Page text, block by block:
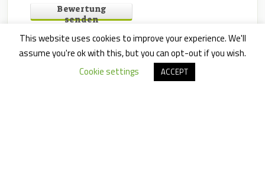
Bewertung
senden
This website uses cookies to improve your experience. We'll
assume you're ok with this, but you can opt-out if you wish.
Cookie settings
ACCEPT